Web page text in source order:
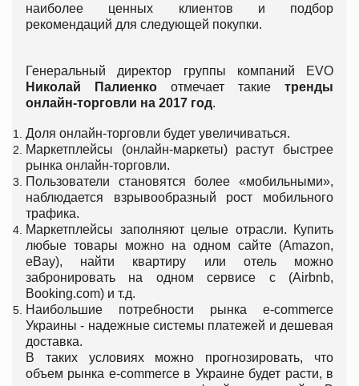
наиболее ценных клиентов и подбор
рекомендаций для следующей покупки.
Генеральный директор группы компаний EVO
Николай Палиенко отмечает такие тренды
онлайн-торговли на 2017 год.
Доля онлайн-торговли будет увеличиваться.
Маркетплейсы (онлайн-маркеты) растут быстрее
рынка онлайн-торговли.
Пользователи становятся более «мобильными»,
наблюдается взрывообразный рост мобильного
трафика.
Маркетплейсы заполняют целые отрасли. Купить
любые товары можно на одном сайте (Amazon,
еВay), найти квартиру или отель можно
забронировать на одном сервисе с (Airbnb,
Booking.com) и т.д.
Наибольшие потребности рынка e-commerce
Украины - надежные системы платежей и дешевая
доставка.
В таких условиях можно прогнозировать, что
объем рынка e-commerce в Украине будет расти, в